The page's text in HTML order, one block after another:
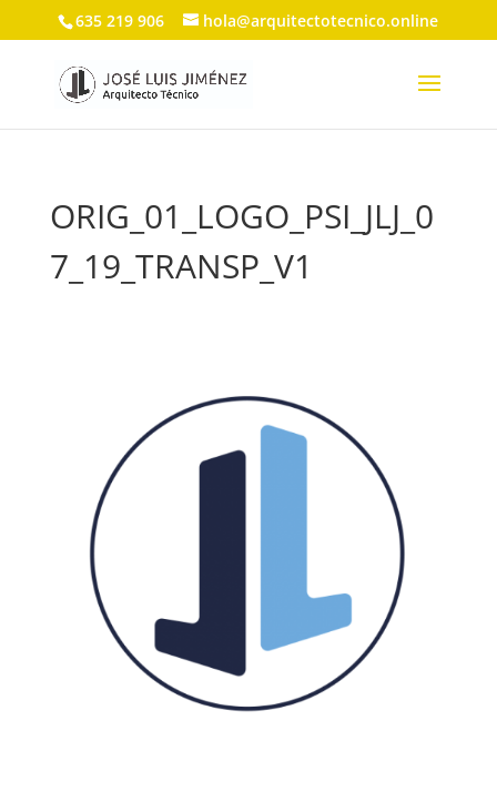
635 219 906 hola@arquitectotecnico.online
ORIG_01_LOGO_PSI_JLJ_0
7_19_TRANSP_V1